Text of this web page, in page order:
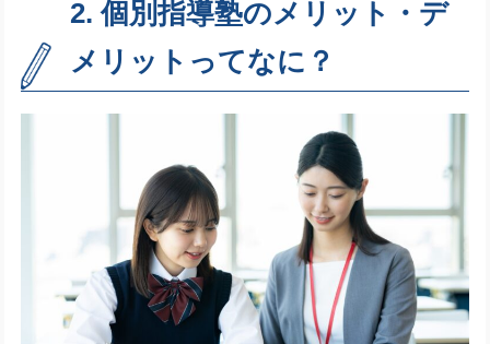
2. 個別指導塾のメリット・デ
メリットってなに？